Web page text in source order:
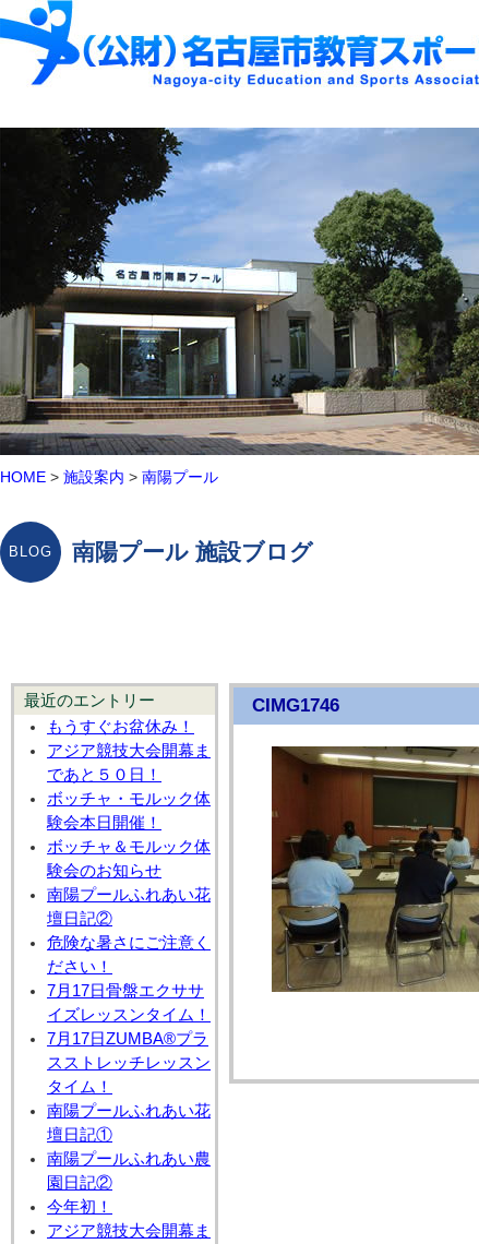
HOME > 施設案内 > 南陽プール
南陽プール 施設ブログ
最近のエントリー
もうすぐお盆休み！
アジア競技大会開幕ま
であと５０日！
ボッチャ・モルック体
験会本日開催！
ボッチャ＆モルック体
験会のお知らせ
南陽プールふれあい花
壇日記②
危険な暑さにご注意く
ださい！
7月17日骨盤エクササ
イズレッスンタイム！
7月17日ZUMBA®プラ
スストレッチレッスン
タイム！
南陽プールふれあい花
壇日記①
南陽プールふれあい農
園日記②
今年初！
アジア競技大会開幕ま
CIMG1746